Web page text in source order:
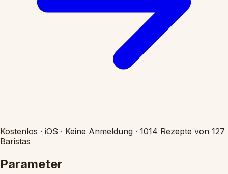
Kostenlos · iOS · Keine Anmeldung · 1014 Rezepte von 127
Baristas
Parameter